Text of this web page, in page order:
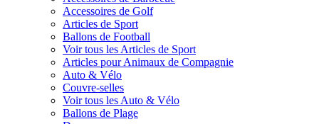
Accessoires de Golf
Articles de Sport
Ballons de Football
Voir tous les Articles de Sport
Articles pour Animaux de Compagnie
Auto & Vélo
Couvre-selles
Voir tous les Auto & Vélo
Ballons de Plage